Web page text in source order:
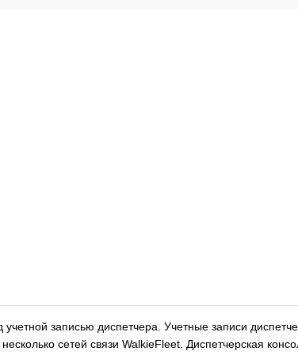
записью диспетчера. Учетные записи
сетей связи WalkieFleet. Диспетчерская